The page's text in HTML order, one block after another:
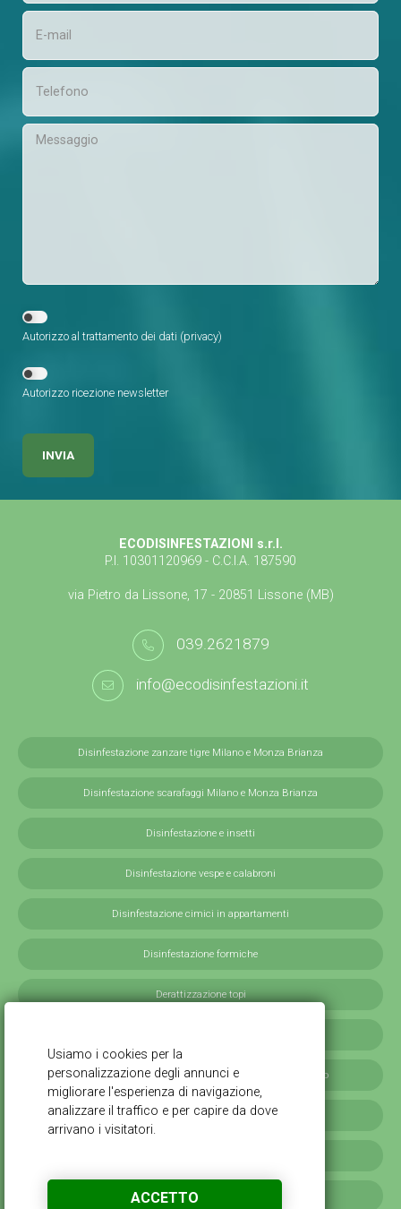
ACCETTO
Autorizzo al trattamento dei dati (privacy)
Autorizzo ricezione newsletter
ECODISINFESTAZIONI s.r.l.
P.I. 10301120969 - C.C.I.A. 187590
via Pietro da Lissone, 17 - 20851 Lissone (MB)
039.2621879
info@ecodisinfestazioni.it
Disinfestazione zanzare tigre Milano e Monza Brianza
Disinfestazione scarafaggi Milano e Monza Brianza
Disinfestazione e insetti
Disinfestazione vespe e calabroni
Disinfestazione cimici in appartamenti
Disinfestazione formiche
Derattizzazione topi
Disinfestazione blatte germaniche in provincia di Milano
Servizi antilarvali, adulticidi invernali
Disinfestazione da cimici verdi